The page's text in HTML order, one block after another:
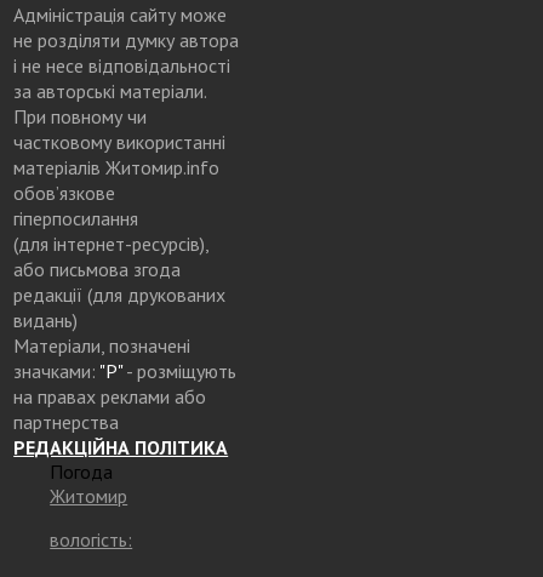
Адміністрація сайту може
не розділяти думку автора
і не несе відповідальності
за авторські матеріали.
При повному чи
частковому використанні
матеріалів Житомир.info
обов’язкове
гіперпосилання
(для інтернет-ресурсів),
або письмова згода
редакції (для друкованих
видань)
Матеріали, позначені
значками: "Р"- розміщують
на правах реклами або
партнерства
РЕДАКЦІЙНА ПОЛІТИКА
Погода
Житомир
вологість: